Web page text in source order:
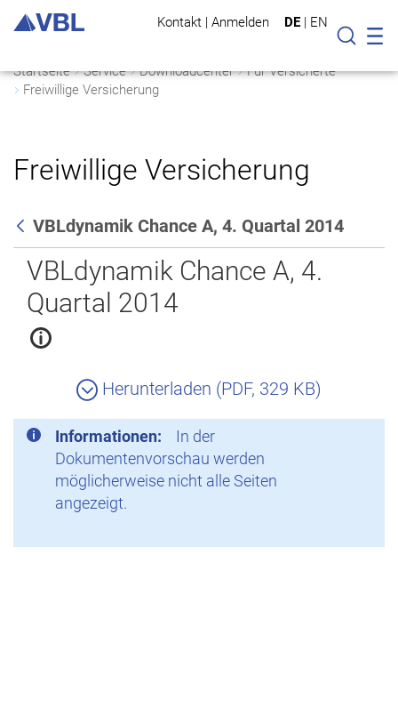
Kontakt | Anmelden DE | EN
Suche
Startseite Service Downloadcenter
Für Versicherte
Freiwillige Versicherung
Freiwillige Versicherung
Zurück
VBLdynamik Chance A, 4. Quartal 2014
VBLdynamik Chance A, 4.
Quartal 2014
Herunterladen (PDF, 329 KB)
Informationen:
In der
Dokumentenvorschau werden
möglicherweise nicht alle Seiten
angezeigt.